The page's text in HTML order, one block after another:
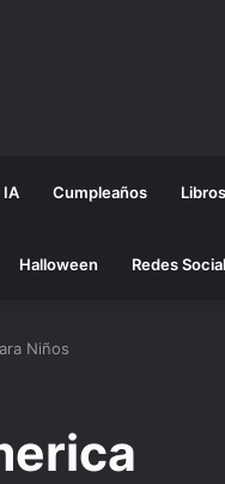
IA Cumpleaños Libros
Halloween Redes
Niños